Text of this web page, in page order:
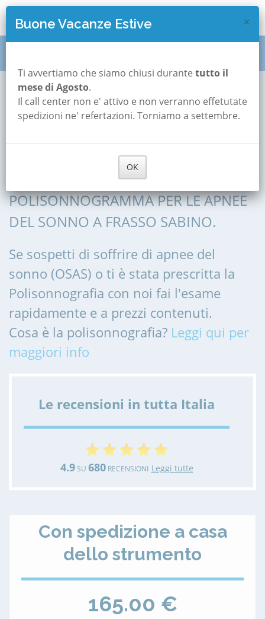
Polisonnografia a
Frasso Sabino
POLISONNOGRAFIA, POLIGRAFIA,
POLISONNOGRAMMA PER LE APNEE
DEL SONNO A FRASSO SABINO.
Se sospetti di soffrire di apnee del
sonno (OSAS) o ti è stata prescritta la
Polisonnografia con noi fai l'esame
rapidamente e a prezzi contenuti.
Cosa è la polisonnografia? Leggi qui per
maggiori info
Le recensioni in tutta Italia
4.9SU 680RECENSIONI Leggi tutte
Con spedizione a casa
dello strumento
165.00 €
×
Buone Vacanze Estive
Ti avvertiamo che siamo chiusi durante tutto il
mese di Agosto.
Il call center non e' attivo e non verranno effetutate
spedizioni ne' refertazioni. Torniamo a settembre.
OK